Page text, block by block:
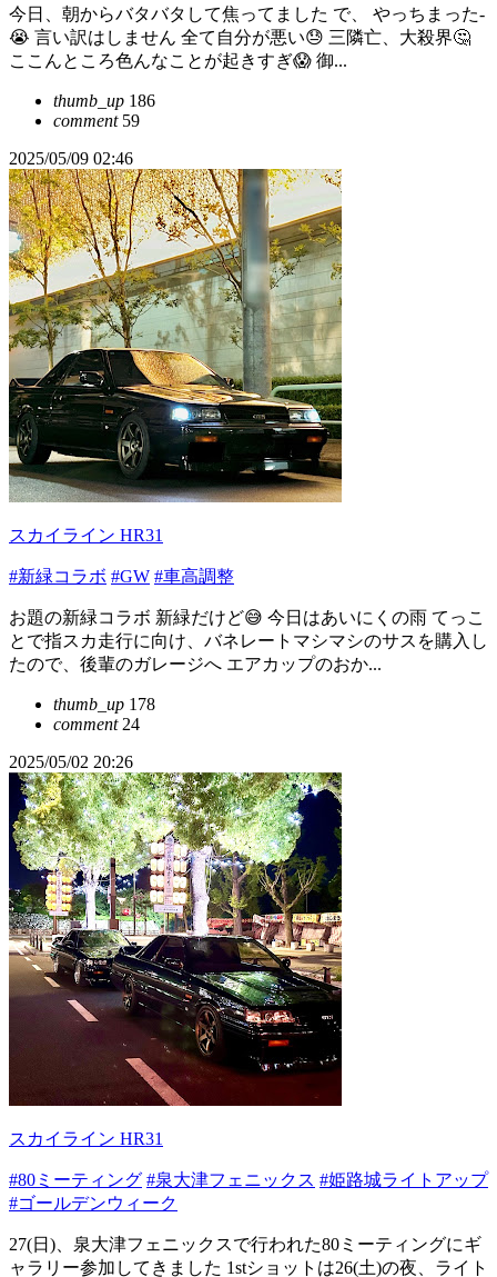
今日、朝からバタバタして焦ってました で、 やっちまった-
😭 言い訳はしません 全て自分が悪い😓 三隣亡、大殺界🤔
ここんところ色んなことが起きすぎ😱 御...
thumb_up 186
comment59
2025/05/09 02:46
スカイライン HR31
#新緑コラボ #GW #車高調整
お題の新緑コラボ 新緑だけど😅 今日はあいにくの雨 てっこ
とで指スカ走行に向け、バネレートマシマシのサスを購入し
たので、後輩のガレージへ エアカップのおか...
thumb_up 178
comment24
2025/05/02 20:26
スカイライン HR31
#80ミーティング #泉大津フェニックス #姫路城ライトアップ
#ゴールデンウィーク
27(日)、泉大津フェニックスで行われた80ミーティングにギ
ャラリー参加してきました 1stショットは26(土)の夜、ライト